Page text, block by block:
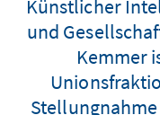
Künstlicher
und
Kemmer